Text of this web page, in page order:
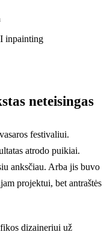
inpainting
neteisingas
festivaliui.
atrodo puikiai.
anksčiau. Arba jis buvo
projektui, bet antraštės
dizaineriui už